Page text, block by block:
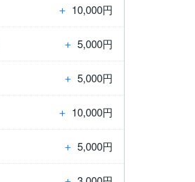
＋ 10,000円
＋ 5,000円
＋ 5,000円
＋ 10,000円
＋ 5,000円